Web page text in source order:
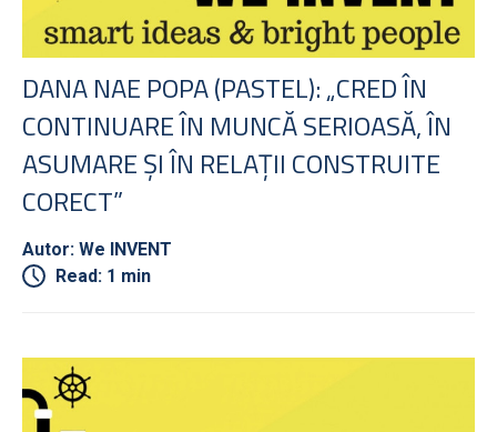
DANA NAE POPA (PASTEL): „CRED ÎN
CONTINUARE ÎN MUNCĂ SERIOASĂ, ÎN
ASUMARE ȘI ÎN RELAȚII CONSTRUITE
CORECT”
Autor: We INVENT
Read: 1 min